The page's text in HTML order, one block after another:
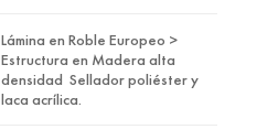
Lámina en Roble Europeo >
Estructura en Madera alta
densidad  Sellador poliéster y
laca acrílica.